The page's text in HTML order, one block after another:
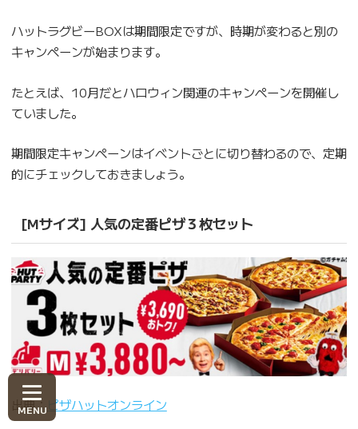
ハットラグビーBOXは期間限定ですが、時期が変わると別の
キャンペーンが始まります。
たとえば、10月だとハロウィン関連のキャンペーンを開催し
ていました。
期間限定キャンペーンはイベントごとに切り替わるので、定期
的にチェックしておきましょう。
[Mサイズ] 人気の定番ピザ３枚セット
出典： ピザハットオンライン